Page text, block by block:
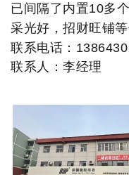
已间隔了内置10多
采光好，招财旺铺
联系电话：
联系人：李经理